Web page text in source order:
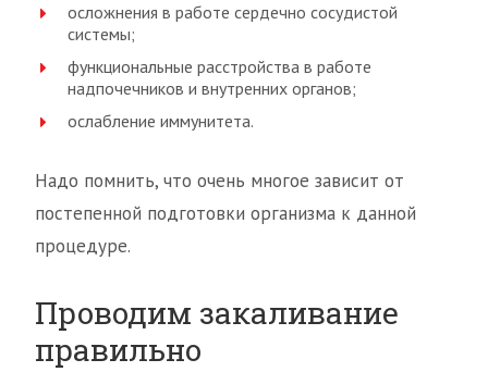
осложнения в работе сердечно сосудистой
системы;
функциональные расстройства в работе
надпочечников и внутренних органов;
ослабление иммунитета.
Надо помнить, что очень многое зависит от
постепенной подготовки организма к данной
процедуре.
Проводим закаливание
правильно